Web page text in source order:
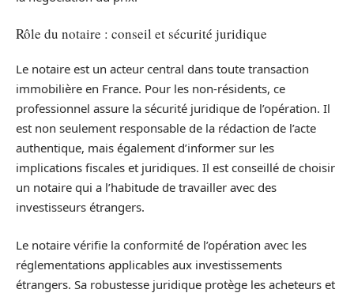
Rôle du notaire : conseil et sécurité juridique
Le notaire est un acteur central dans toute transaction
immobilière en France. Pour les non-résidents, ce
professionnel assure la sécurité juridique de l’opération. Il
est non seulement responsable de la rédaction de l’acte
authentique, mais également d’informer sur les
implications fiscales et juridiques. Il est conseillé de choisir
un notaire qui a l’habitude de travailler avec des
investisseurs étrangers.
Le notaire vérifie la conformité de l’opération avec les
réglementations applicables aux investissements
étrangers. Sa robustesse juridique protège les acheteurs et